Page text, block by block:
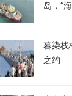
岛，“
暮染栈
之约